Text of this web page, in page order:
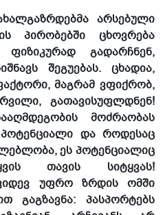
არსებული
პირობებში ცხოვრება
გადარჩნენ,
შეგუებას. ცხადია,
მაგრამ ვფიქრობ,
გათავისუფლდნენ!
მოძრაობას
და როდესაც
ეს პოტენციალიც
თავის სიტყვას!
უფრო ზრდის ომში
გაგზავნა: პასპორტებს